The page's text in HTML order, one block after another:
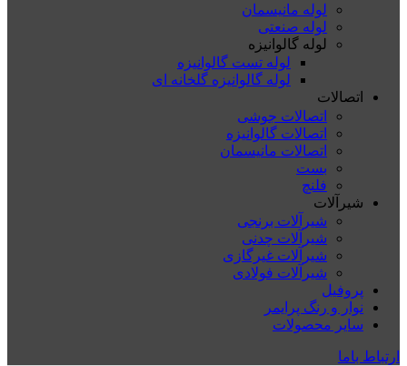
لوله مانیسمان
لوله صنعتی
لوله گالوانیزه
لوله تست گالوانیزه
لوله گالوانیزه گلخانه ای
اتصالات
اتصالات جوشی
اتصالات گالوانیزه
اتصالات مانیسمان
بست
فلنچ
شیرآلات
شیرآلات برنجی
شیرآلات چدنی
شیرآلات غیرگازی
شیرآلات فولادی
پروفیل
نوار و رنگ پرایمر
سایر محصولات
ارتباط باما